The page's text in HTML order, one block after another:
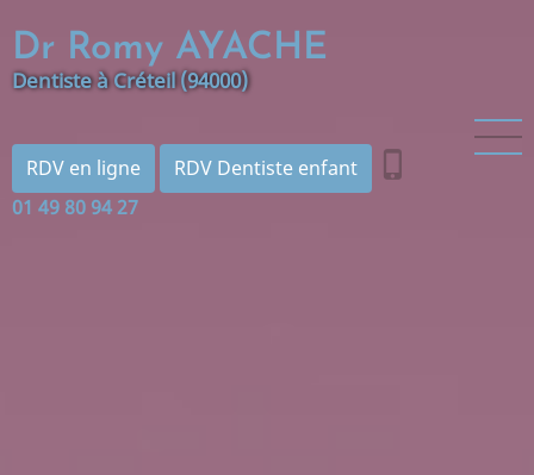
contenu
Dr Romy AYACHE
Dentiste à Créteil (94000)
RDV en ligne RDV Dentiste enfant phone_iphone
01 49 80 94 27